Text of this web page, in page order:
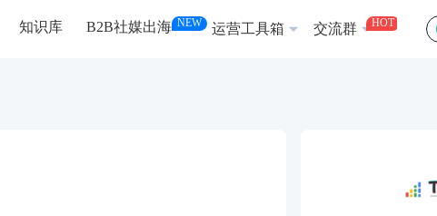
知识库 B2B社媒出海 NEW 运营工具箱 交流群 HOT